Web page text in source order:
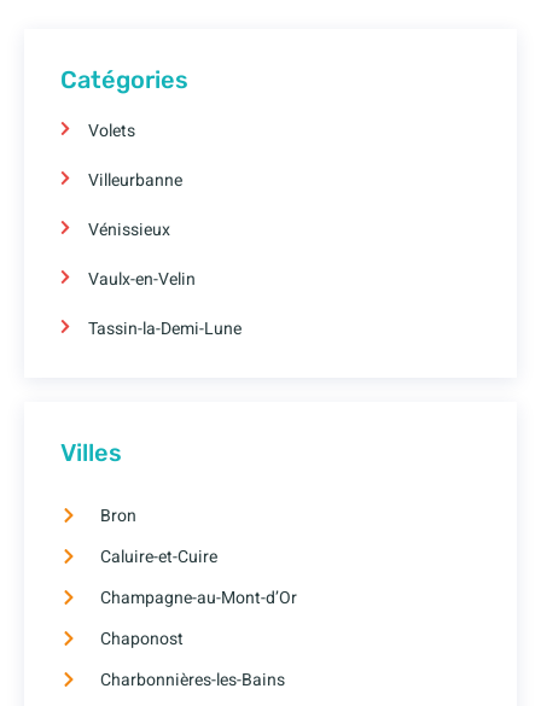
Catégories
Volets
Villeurbanne
Vénissieux
Vaulx-en-Velin
Tassin-la-Demi-Lune
Villes
Bron
Caluire-et-Cuire
Champagne-au-Mont-d’Or
Chaponost
Charbonnières-les-Bains